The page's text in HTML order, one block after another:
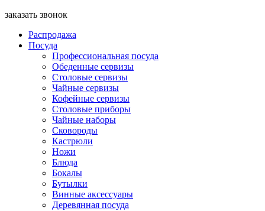
заказать звонок
Распродажа
Посуда
Профессиональная посуда
Обеденные сервизы
Столовые сервизы
Чайные сервизы
Кофейные сервизы
Столовые приборы
Чайные наборы
Сковороды
Кастрюли
Ножи
Блюда
Бокалы
Бутылки
Винные аксессуары
Деревянная посуда